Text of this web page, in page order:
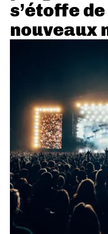
s’étoffe
nouveaux